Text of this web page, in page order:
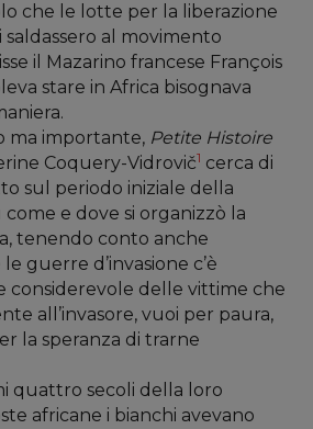
che le lotte per la liberazione
saldassero al movimento
il Mazarino francese François
stare in Africa bisognava
ma importante, Petite Histoire
Coquery-Vidrovič1 cerca di
sul periodo iniziale della
e dove si organizzò la
tenendo conto anche
guerre d’invasione c’è
considerevole delle vittime che
all’invasore, vuoi per paura,
la speranza di trarne
quattro secoli della loro
africane i bianchi avevano